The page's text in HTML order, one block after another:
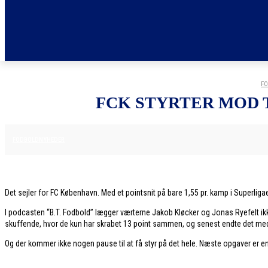
FCK STYRTER MOD
Det sejler for FC København. Med et pointsnit på bare 1,55 pr. kamp i
I podcasten “B.T. Fodbold” lægger værterne Jakob Kløcker og Jonas
skuffende, hvor de kun har skrabet 13 point sammen, og senest endte det
Og der kommer ikke nogen pause til at få styr på det hele. Næste opgaver er